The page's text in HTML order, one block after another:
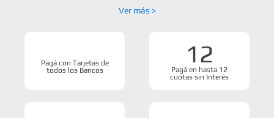
Ver más >
Pagá con Tarjetas de
todos los Bancos
12
Pagá en hasta 12
cuotas sin Interés